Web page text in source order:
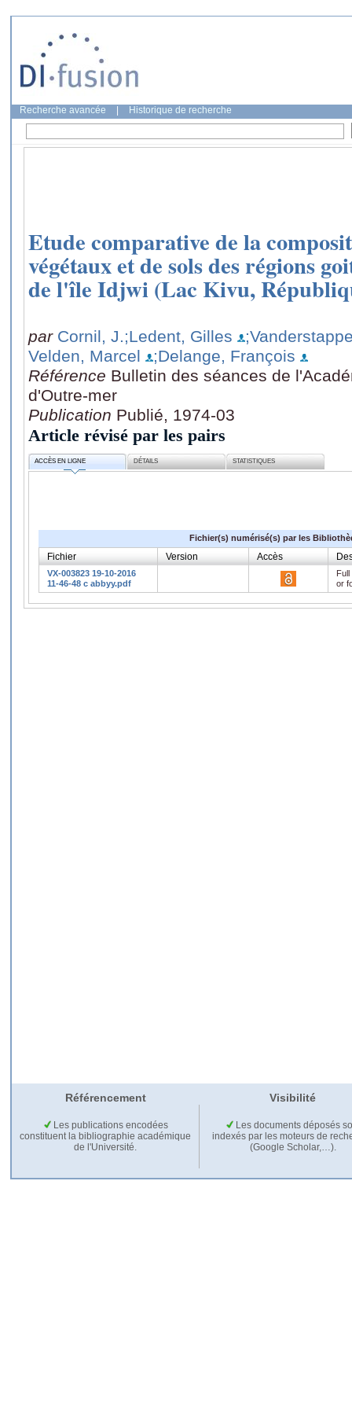
Recherche avancée Historique de recherche
Etude comparative de la
végétaux et de sols des régions
de l'île Idjwi (Lac Kivu,
par Cornil, J.;Ledent, Gilles
Velden, Marcel
;Delange, François
Référence Bulletin des séances de
d'Outre-mer
Publication Publié, 1974-03
Article révisé par les pairs
ACCÈS EN LIGNE DÉTAILS STATISTIQUES
Fichier(s) numérisé(s) par les
Fichier Version Accès
VX-003823 19-10-2016
11-46-48 c abbyy.pdf
or
Référencement Visibilité
Les publications encodées
constituent la bibliographie académique
de l'Université.
Les documents déposés
indexés par les moteurs de
(Google Scholar,…).